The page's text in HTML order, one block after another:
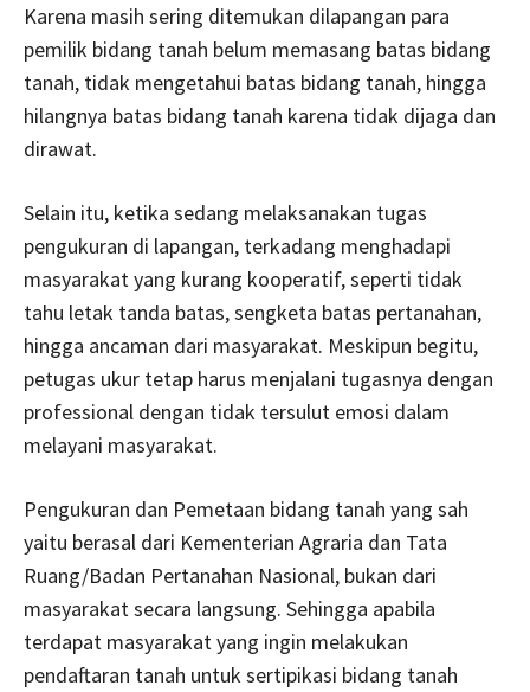
Karena masih sering ditemukan dilapangan para
pemilik bidang tanah belum memasang batas bidang
tanah, tidak mengetahui batas bidang tanah, hingga
hilangnya batas bidang tanah karena tidak dijaga dan
dirawat.
Selain itu, ketika sedang melaksanakan tugas
pengukuran di lapangan, terkadang menghadapi
masyarakat yang kurang kooperatif, seperti tidak
tahu letak tanda batas, sengketa batas pertanahan,
hingga ancaman dari masyarakat. Meskipun begitu,
petugas ukur tetap harus menjalani tugasnya dengan
professional dengan tidak tersulut emosi dalam
melayani masyarakat.
Pengukuran dan Pemetaan bidang tanah yang sah
yaitu berasal dari Kementerian Agraria dan Tata
Ruang/Badan Pertanahan Nasional, bukan dari
masyarakat secara langsung. Sehingga apabila
terdapat masyarakat yang ingin melakukan
pendaftaran tanah untuk sertipikasi bidang tanah